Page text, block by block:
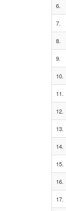
6.
7.
8.
9.
10.
11.
12.
13.
14.
15.
16.
17.